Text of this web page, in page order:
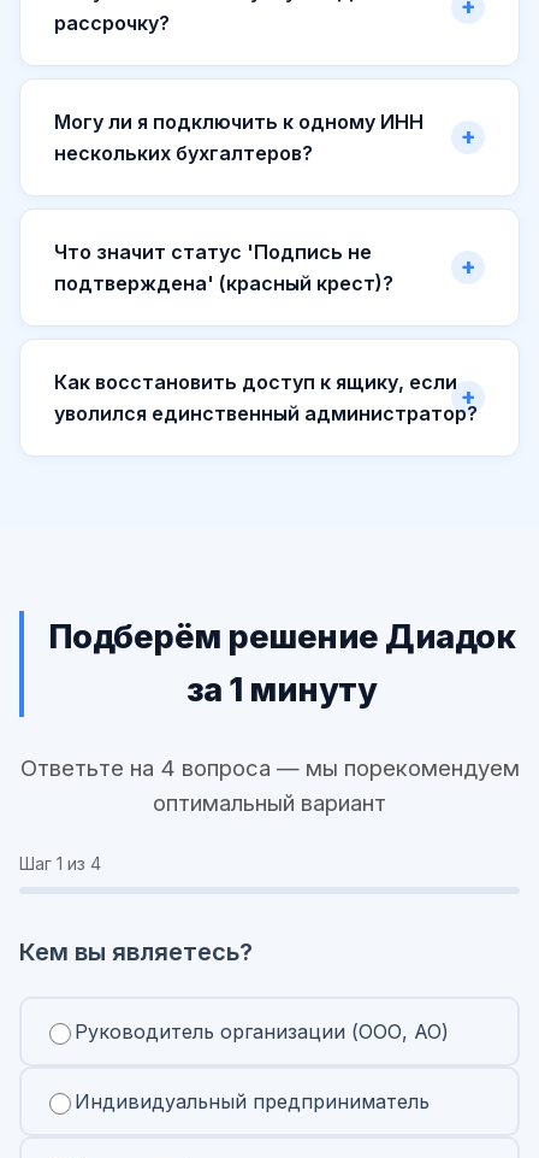
рассрочку?
Могу ли я подключить к одному ИНН
нескольких бухгалтеров?
Что значит статус 'Подпись не
подтверждена' (красный крест)?
Как восстановить доступ к ящику, если
уволился единственный администратор?
Подберём решение Диадок
за 1 минуту
Ответьте на 4 вопроса — мы порекомендуем
оптимальный вариант
Шаг 1 из 4
Кем вы являетесь?
Руководитель организации (ООО, АО)
Индивидуальный предприниматель